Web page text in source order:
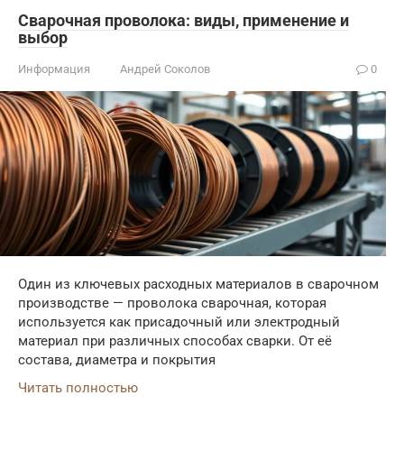
Сварочная проволока: виды, применение и
выбор
Информация Андрей Соколов 0
Один из ключевых расходных материалов в сварочном
производстве — проволока сварочная, которая
используется как присадочный или электродный
материал при различных способах сварки. От её
состава, диаметра и покрытия
Читать полностью